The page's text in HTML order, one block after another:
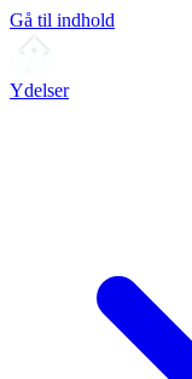
Gå til indhold
Ydelser